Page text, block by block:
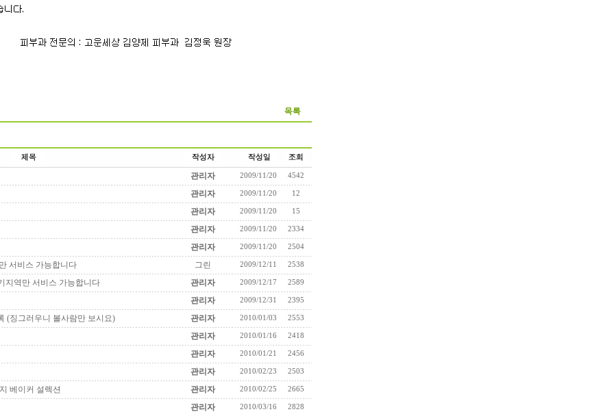
관리자 2009/11/20 4542
관리자 2009/11/20 12
관리자 2009/11/20 15
관리자 2009/11/20 2334
관리자 2009/11/20 2504
서비스 가능합니다 그린 2009/12/11 2538
지역만 서비스 가능합니다 관리자 2009/12/17 2589
관리자 2009/12/31 2395
(징그러우니 볼사람만 보시요) 관리자 2010/01/03 2553
관리자 2010/01/16 2418
관리자 2010/01/21 2456
관리자 2010/02/23 2503
베이커 설렉션 관리자 2010/02/25 2665
관리자 2010/03/16 2828